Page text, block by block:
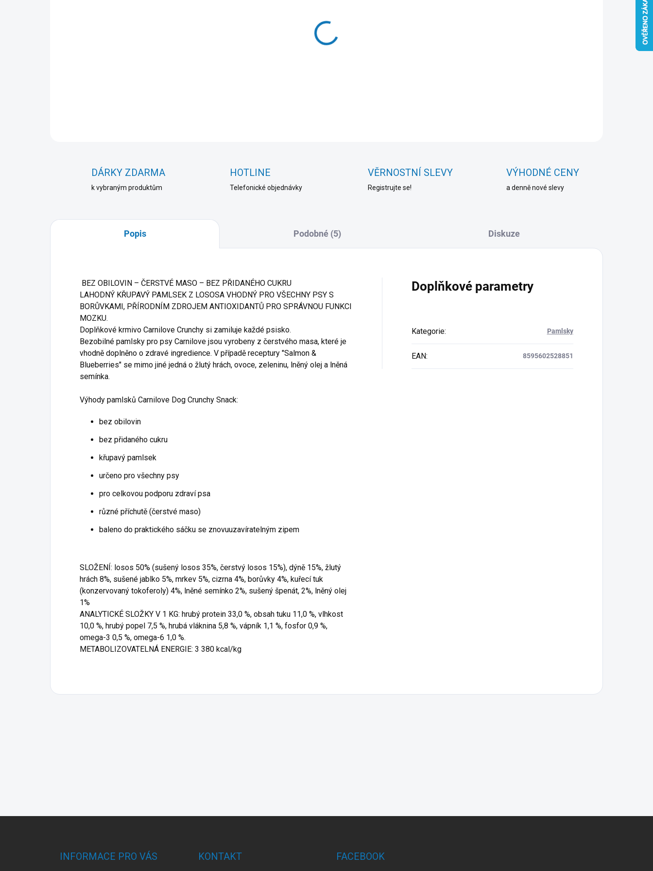
DÁRKY ZDARMA
k vybraným produktům
HOTLINE
Telefonické objednávky
VĚRNOSTNÍ SLEVY
Registrujte se!
VÝHODNÉ CENY
a denně nové slevy
Popis Podobné (5) Diskuze
BEZ OBILOVIN – ČERSTVÉ MASO – BEZ PŘIDANÉHO CUKRU
LAHODNÝ KŘUPAVÝ PAMLSEK Z LOSOSA VHODNÝ PRO VŠECHNY PSY S
BORŮVKAMI, PŘÍRODNÍM ZDROJEM ANTIOXIDANTŮ PRO SPRÁVNOU FUNKCI
MOZKU.
Doplňkové krmivo Carnilove Crunchy si zamiluje každé psisko.
Bezobilné pamlsky pro psy Carnilove jsou vyrobeny z čerstvého masa, které je
vhodně doplněno o zdravé ingredience. V případě receptury "Salmon &
Blueberries" se mimo jiné jedná o žlutý hrách, ovoce, zeleninu, lněný olej a lněná
semínka.
Výhody pamlsků Carnilove Dog Crunchy Snack:
bez obilovin
bez přidaného cukru
křupavý pamlsek
určeno pro všechny psy
pro celkovou podporu zdraví psa
různé příchutě (čerstvé maso)
baleno do praktického sáčku se znovuuzavíratelným zipem
SLOŽENÍ: losos 50% (sušený losos 35%, čerstvý losos 15%), dýně 15%, žlutý
hrách 8%, sušené jablko 5%, mrkev 5%, cizrna 4%, borůvky 4%, kuřecí tuk
(konzervovaný tokoferoly) 4%, lněné semínko 2%, sušený špenát, 2%, lněný olej
1%
ANALYTICKÉ SLOŽKY V 1 KG: hrubý protein 33,0 %, obsah tuku 11,0 %, vlhkost
10,0 %, hrubý popel 7,5 %, hrubá vláknina 5,8 %, vápník 1,1 %, fosfor 0,9 %,
omega-3 0,5 %, omega-6 1,0 %.
METABOLIZOVATELNÁ ENERGIE: 3 380 kcal/kg
Doplňkové parametry
Kategorie: Pamlsky
EAN: 8595602528851
INFORMACE PRO VÁS KONTAKT FACEBOOK